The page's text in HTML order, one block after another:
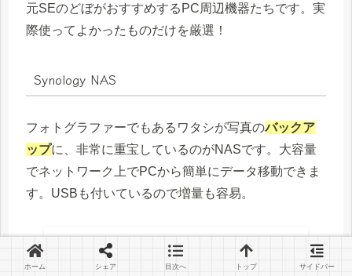
元SEのどぼがおすすめするPC周辺機器たちです。実
際使ってよかったものだけを厳選！
Synology NAS
フォトグラファーでもあるワタシが写真のバックア
ップに、非常に重宝しているのがNASです。大容量
でネットワーク上でPCから簡単にデータ移動できま
す。USBも付いているので増量も容易。
ホーム シェア 目次へ トップ サイドバー